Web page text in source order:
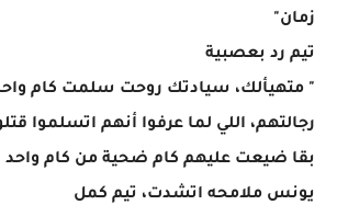
زمان"
تيم رد بعصبية
" متهيألك، سيادتك روحت سلمت كام
رجالتهم، اللي لما عرفوا أنهم اتسلموا
بقا ضيعت عليهم كام ضحية من كام
يونس ملامحه اتشدت، تيم كمل